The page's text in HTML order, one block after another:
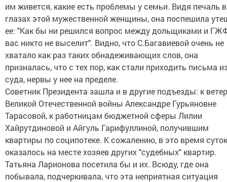
им живется, какие есть проблемы у семьи. Видя печаль в
глазах этой мужественной женщины, она поспешила
ее: "Как бы ни решился вопрос между дольщиками и
вас никто не выселит". Видно, что С.Багавиевой очень не
хватало как раз таких обнадеживающих слов, она
призналась, что с тех пор, как стали приходить письма
суда, нервы у нее на пределе.
Советник Президента зашла и в другие подъезды: к
Великой Отечественной войны Александре Гурьяновне
Тарасовой, к работницам бюджетной сферы Лилии
Хайрутдиновой и Айгуль Гарифуллиной, получившим
квартиры по соципотеке. К сожалению, в это время
оказалось на месте хозяев других "судебных" квартир.
Татьяна Ларионова посетила бы и их. Всюду, где она
побывала, подчеркивала, что эта неприятная ситуация